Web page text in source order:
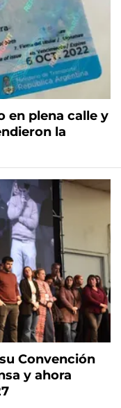
en plena calle y
la
Convención
y ahora